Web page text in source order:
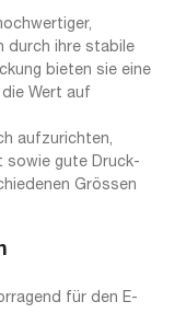
durch ihre stabile
bieten sie eine
Wert auf
aufzurichten,
sowie gute Druck-
Grössen
für den E-